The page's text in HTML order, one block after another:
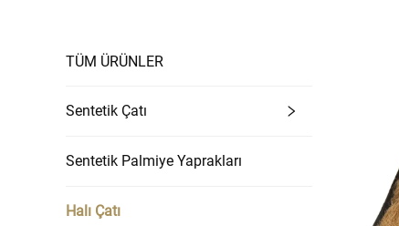
TÜM ÜRÜNLER
Sentetik Çatı
Sentetik Palmiye Yaprakları
Halı Çatı